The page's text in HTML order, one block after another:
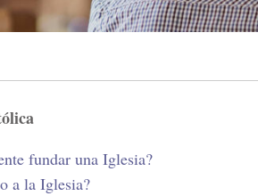
fundar una Iglesia?
a la Iglesia?